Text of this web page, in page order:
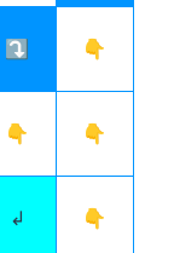
⤵️ 👇
👇 👇
↲ 👇